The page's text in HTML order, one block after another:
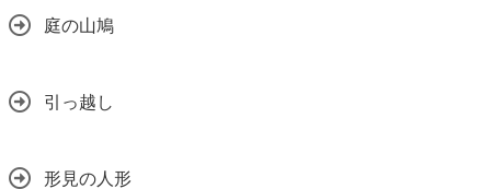
庭の山鳩
引っ越し
形見の人形